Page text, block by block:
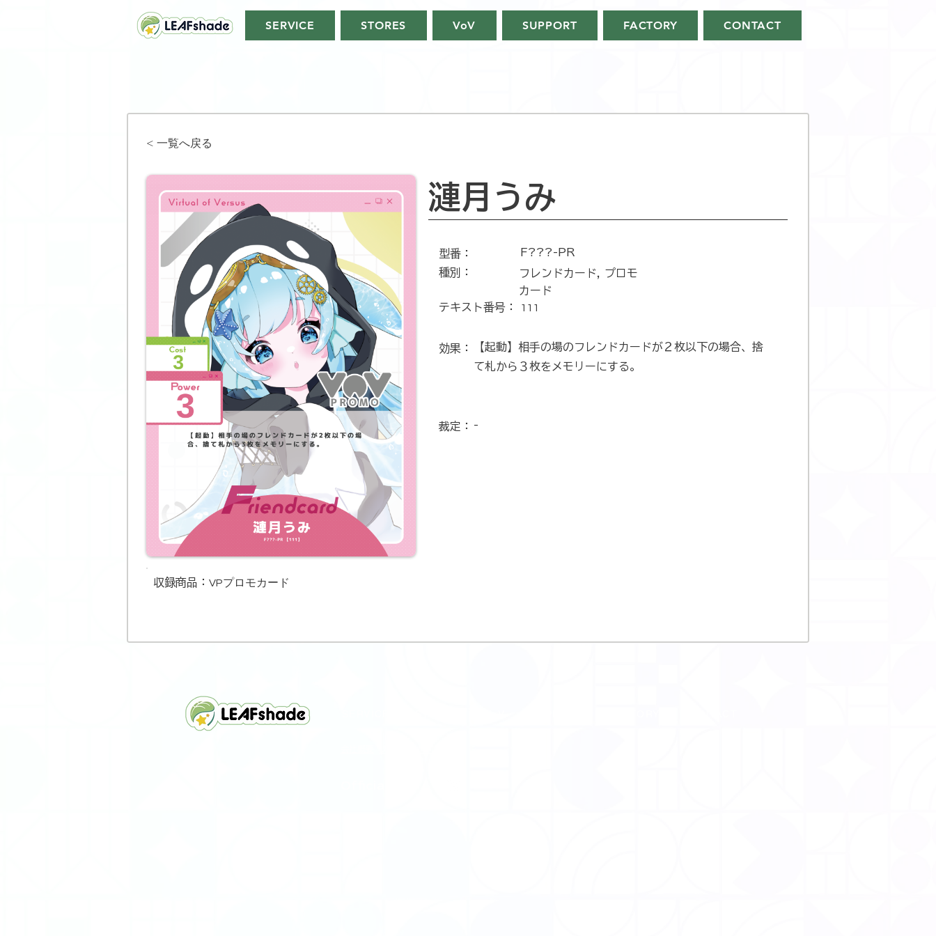
SERVICE STORES VoV SUPPORT FACTORY CONTACT
< 一覧へ戻る
漣月うみ
​型番​：
F???-PR
種別：
フレンドカード, プロモ
カード
テキスト番号​：
111
効果：
【起動】相手の場のフレンドカードが２枚以下の場合、捨
て札から３枚をメモリーにする。
裁定： -
収録商品​： VPプロモカード